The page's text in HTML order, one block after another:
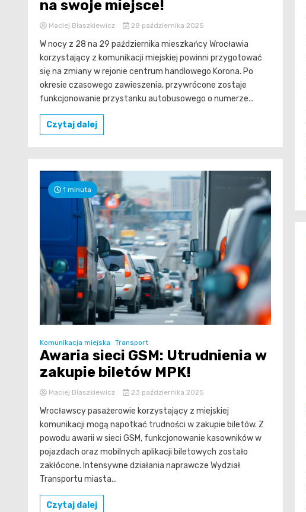
na swoje miejsce!
Maciej Błaszkiewicz 28 października 2025
W nocy z 28 na 29 października mieszkańcy Wrocławia
korzystający z komunikacji miejskiej powinni przygotować
się na zmiany w rejonie centrum handlowego Korona. Po
okresie czasowego zawieszenia, przywrócone zostaje
funkcjonowanie przystanku autobusowego o numerze...
Czytaj dalej
1 minuta
Komunikacja miejska Transport
Awaria sieci GSM: Utrudnienia w
zakupie biletów MPK!
Maciej Błaszkiewicz 23 października 2025
Wrocławscy pasażerowie korzystający z miejskiej
komunikacji mogą napotkać trudności w zakupie biletów. Z
powodu awarii w sieci GSM, funkcjonowanie kasowników w
pojazdach oraz mobilnych aplikacji biletowych zostało
zakłócone. Intensywne działania naprawcze Wydział
Transportu miasta...
Czytaj dalej